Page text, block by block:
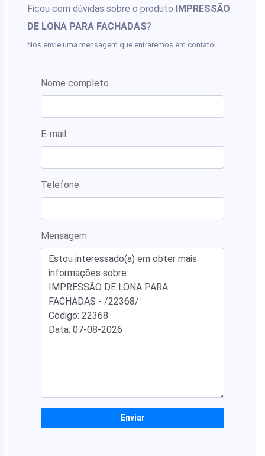
Ficou com dúvidas sobre o produto IMPRESSÃO
DE LONA PARA FACHADAS?
Nos envie uma mensagem que entraremos em contato!
Nome completo
E-mail
Telefone
Mensagem
Enviar